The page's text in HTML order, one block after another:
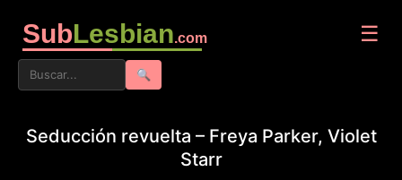
SubLesbian.com ☰
🔍
Seducción revuelta – Freya Parker, Violet
Starr